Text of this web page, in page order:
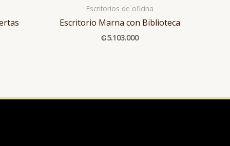
Escritorios de oficina
Escritorio Marna con Biblioteca
₲5.103.000